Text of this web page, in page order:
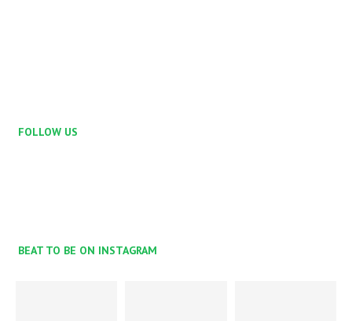
FOLLOW US
BEAT TO BE ON INSTAGRAM